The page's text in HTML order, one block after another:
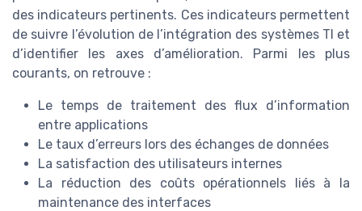
des indicateurs pertinents. Ces indicateurs permettent
de suivre l’évolution de l’intégration des systèmes TI et
d’identifier les axes d’amélioration. Parmi les plus
courants, on retrouve :
Le temps de traitement des flux d’information
entre applications
Le taux d’erreurs lors des échanges de données
La satisfaction des utilisateurs internes
La réduction des coûts opérationnels liés à la
maintenance des interfaces